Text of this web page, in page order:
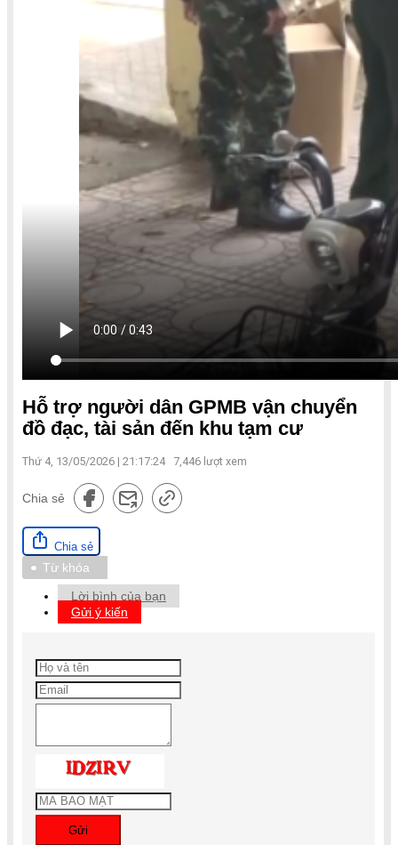
Hỗ trợ người dân GPMB vận chuyển
đồ đạc, tài sản đến khu tạm cư
Thứ 4, 13/05/2026 | 21:17:24 7,446 lượt xem
Chia sẻ
Chia sẻ
Từ khóa
Lời bình của bạn
Gửi ý kiến
Gửi